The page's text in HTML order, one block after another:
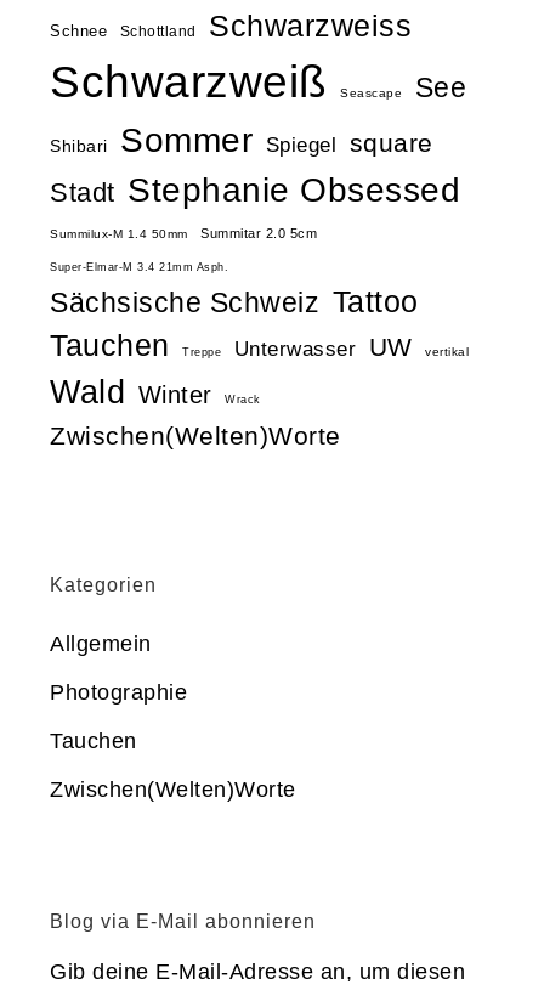
Schnee Schottland Schwarzweiss
Schwarzweiß Seascape See
Shibari Sommer Spiegel square
Stadt Stephanie Obsessed
Summilux-M 1.4 50mm Summitar 2.0 5cm
Super-Elmar-M 3.4 21mm Asph.
Sächsische Schweiz Tattoo
Tauchen
Treppe Unterwasser UW vertikal
Wald Winter Wrack
Zwischen(Welten)Worte
Kategorien
Allgemein
Photographie
Tauchen
Zwischen(Welten)Worte
Blog via E-Mail abonnieren
Gib deine E-Mail-Adresse an, um diesen